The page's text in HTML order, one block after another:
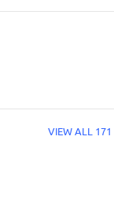
VIEW ALL 171